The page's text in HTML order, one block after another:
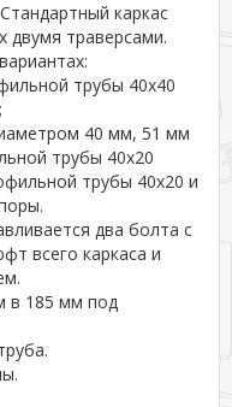
каркас
двумя траверсами.
трубы 40х40
40 мм, 51 мм
трубы 40х20
трубы 40х20 и
два болта с
всего каркаса и
в 185 мм под